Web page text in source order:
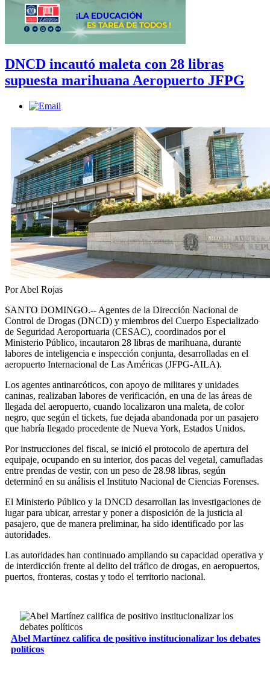
DNCD incautó maleta con 28 libras
supuesta marihuana Aeropuerto JFPG
Por Abel Rojas
SANTO DOMINGO.-- Agentes de la Dirección Nacional de
Control de Drogas (DNCD) y miembros del Cuerpo Especializado
de Seguridad Aeroportuaria (CESAC), coordinados por el
Ministerio Público, incautaron 28 libras de marihuana, durante
labores de inteligencia e inspección conjunta, desarrolladas en el
aeropuerto Internacional de Las Américas (JFPG-AILA).
Los agentes antinarcóticos, con apoyo de militares y unidades
caninas, realizaban labores de verificación, en una de las áreas de
llegada del aeropuerto, cuando localizaron una maleta, de color
negro, que según el tickets, fue dejada abandonada por un pasajero
que habría llegado procedente de Nueva York, Estados Unidos.
Por instrucciones del fiscal, se inició el protocolo de apertura del
equipaje, ocupando en su interior, dos pacas del vegetal, camufladas
entre prendas de vestir, con un peso de 28.98 libras, según
determinó en su análisis el Instituto Nacional de Ciencias Forenses.
El Ministerio Público y la DNCD desarrollan las investigaciones de
lugar para ubicar, arrestar y poner a disposición de la justicia al
pasajero, que de manera preliminar, ha sido identificado por las
autoridades.
Las autoridades han continuado ampliando su capacidad operativa y
de interdicción frente al delito del tráfico de drogas, en aeropuertos,
puertos, fronteras, costas y todo el territorio nacional.
Abel Martínez califica de positivo institucionalizar los debates
políticos